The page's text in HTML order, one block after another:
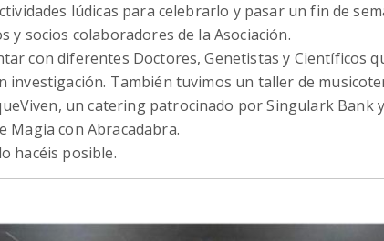
lúdicas para celebrarlo y pasar un fin de
y socios colaboradores de la Asociación.
con diferentes Doctores, Genetistas y Científicos
investigación. También tuvimos un taller de
un catering patrocinado por Singulark Bank
Magia con Abracadabra.
hacéis posible.